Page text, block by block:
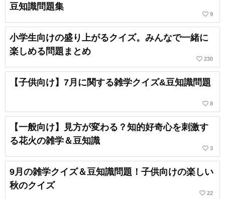
豆知識問題集
favorite_border 9
小学生向けの盛り上がるクイズ。みんなで一緒に
楽しめる問題まとめ
favorite_border 230
【子供向け】7月に関する雑学クイズ&豆知識問題
favorite_border 8
【一般向け】見方が変わる？知的好奇心を刺激す
る花火の雑学＆豆知識
favorite_border 3
9月の雑学クイズ＆豆知識問題！子供向けの楽しい
秋のクイズ
favorite_border 22